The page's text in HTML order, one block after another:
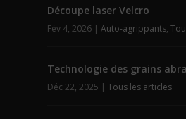
Découpe laser Velcro
Fév 4, 2026 |Auto-agrippants,
Technologie des grains
Déc 22, 2025 |Tous les articles